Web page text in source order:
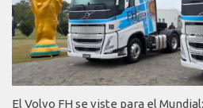
El Volvo FH se viste para el